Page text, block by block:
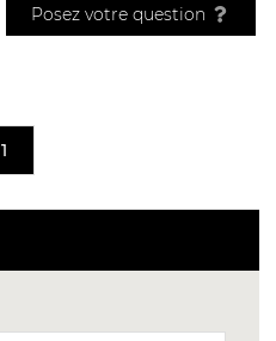
Posez votre question
1